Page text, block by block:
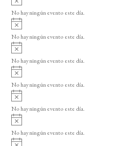
e
E
v
e
n
t
o
s
o
v
i
o
No hay ningún evento este día.
A
v
i
o
No hay ningún evento este día.
A
v
i
o
No hay ningún evento este día.
A
v
i
o
No hay ningún evento este día.
A
v
i
o
No hay ningún evento este día.
A
v
i
No hay ningún evento este día.
A